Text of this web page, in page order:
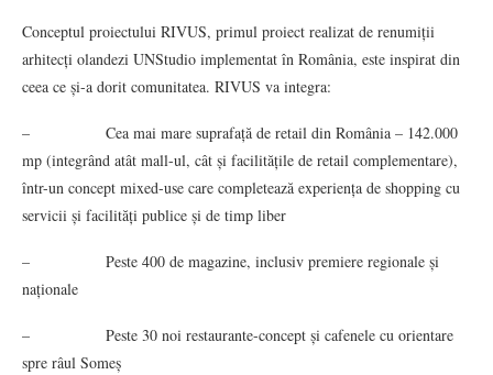
Conceptul proiectului RIVUS, primul proiect realizat de renumiții
arhitecți olandezi UNStudio implementat în România, este inspirat din
ceea ce și-a dorit comunitatea. RIVUS va integra:
– Cea mai mare suprafață de retail din România – 142.000
mp (integrând atât mall-ul, cât și facilitățile de retail complementare),
într-un concept mixed-use care completează experiența de shopping cu
servicii și facilități publice și de timp liber
– Peste 400 de magazine, inclusiv premiere regionale și
naționale
– Peste 30 noi restaurante-concept și cafenele cu orientare
spre râul Someș